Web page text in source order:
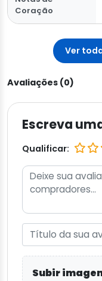
Coração
Ver
Avaliações (0)
Escreva
Qualificar:
Subir